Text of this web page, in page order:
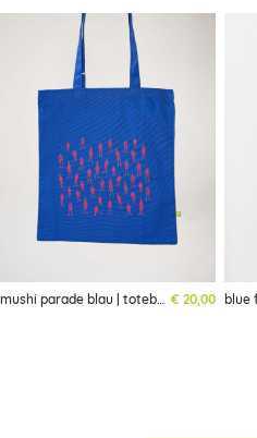
mushi parade blau | totebag | limited € 20,00